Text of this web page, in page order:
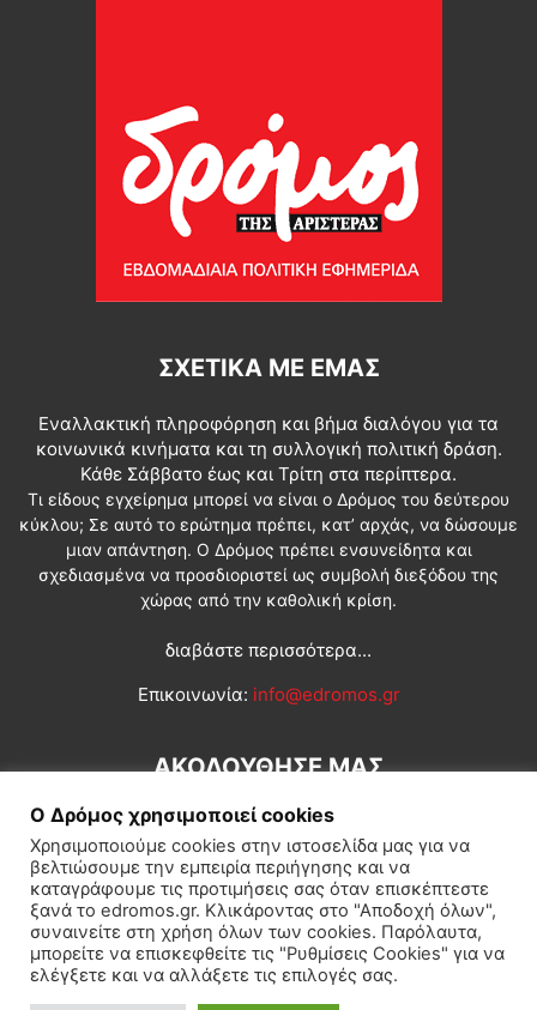
ΣΧΕΤΙΚΆ ΜΕ ΕΜΆΣ
Εναλλακτική πληροφόρηση και βήμα διαλόγου για τα
κοινωνικά κινήματα και τη συλλογική πολιτική δράση.
Κάθε Σάββατο έως και Τρίτη στα περίπτερα.
Τι είδους εγχείρημα μπορεί να είναι ο Δρόμος του δεύτερου
κύκλου; Σε αυτό το ερώτημα πρέπει, κατ’ αρχάς, να δώσουμε
μιαν απάντηση. Ο Δρόμος πρέπει ενσυνείδητα και
σχεδιασμένα να προσδιοριστεί ως συμβολή διεξόδου της
χώρας από την καθολική κρίση.
διαβάστε περισσότερα...
Επικοινωνία: info@edromos.gr
ΑΚΟΛΟΥΘΗΣΕ ΜΑΣ
Εγγραφή συνδρομητή Πολιτική Διεθνή Κοινωνία
Πολιτισμός Αφιερώματα
Ο Δρόμος χρησιμοποιεί cookies
Χρησιμοποιούμε cookies στην ιστοσελίδα μας για να
βελτιώσουμε την εμπειρία περιήγησης και να
καταγράφουμε τις προτιμήσεις σας όταν επισκέπτεστε
ξανά το edromos.gr. Κλικάροντας στο "Αποδοχή όλων",
συναινείτε στη χρήση όλων των cookies. Παρόλαυτα,
μπορείτε να επισκεφθείτε τις "Ρυθμίσεις Cookies" για να
ελέγξετε και να αλλάξετε τις επιλογές σας.